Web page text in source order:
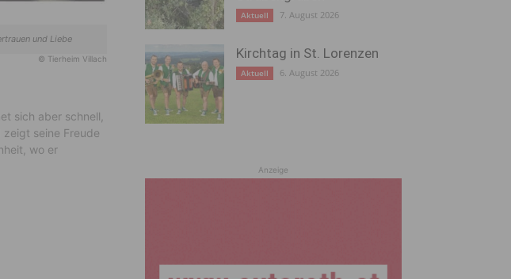
und Liebe
© Tierheim Villach
sich aber schnell,
seine Freude
wo er
Aktuell 7. August 2026
Kirchtag in St. Lorenzen
Aktuell 6. August 2026
Anzeige